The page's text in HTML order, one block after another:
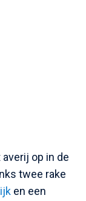
op in de
twee rake
en een